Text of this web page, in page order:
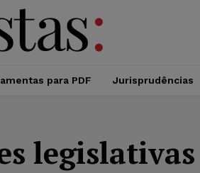
para PDF Jurisprudências
legislativas